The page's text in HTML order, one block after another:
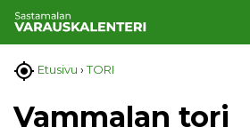
 Etusivu ›TORI
Vammalan tori